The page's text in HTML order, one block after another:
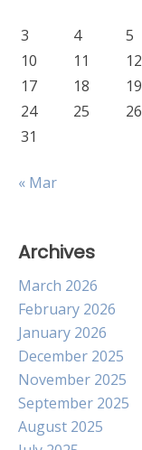
3
4 5
10
11 12
17
18 19
24
25 26
31
« Mar
Archives
March 2026
February 2026
January 2026
December 2025
November 2025
September 2025
August 2025